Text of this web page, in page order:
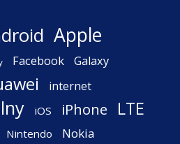
Apple
Facebook Galaxy
internet
iOS iPhone LTE
Nintendo Nokia